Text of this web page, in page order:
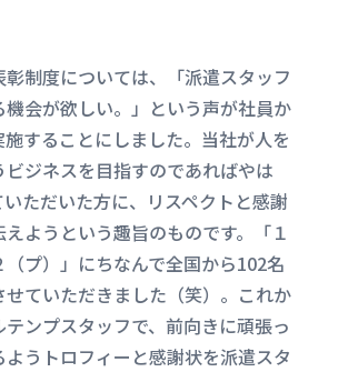
彰制度については、「派遣スタッフ
機会が欲しい。」という声が社員か
施することにしました。当社が人を
ビジネスを目指すのであればやは
いただいた方に、リスペクトと感謝
ようという趣旨のものです。「１
（プ）」にちなんで全国から102名
せていただきました（笑）。これか
テンプスタッフで、前向きに頑張っ
ようトロフィーと感謝状を派遣スタ